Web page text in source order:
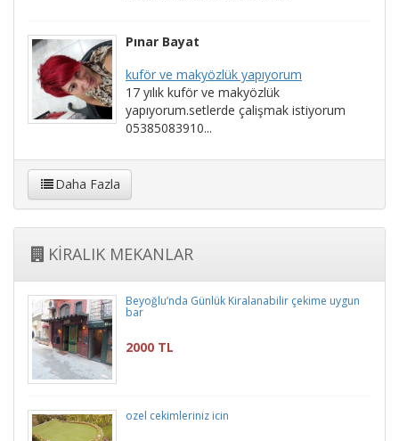
Pınar Bayat
kuför ve makyözlük yapıyorum
17 yılık kuför ve makyözlük
yapıyorum.setlerde çalişmak istiyorum
05385083910...
Daha Fazla
KİRALIK MEKANLAR
Beyoğlu’nda Günlük Kiralanabilir çekime uygun
bar
2000 TL
ozel cekimleriniz icin